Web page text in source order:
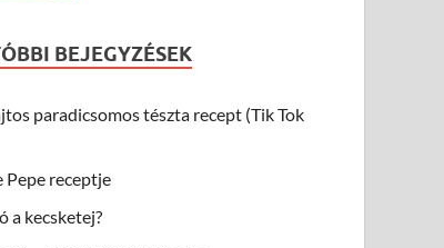
BEJEGYZÉSEK
paradicsomos tészta recept (Tik Tok
Pepe receptje
a kecsketej?